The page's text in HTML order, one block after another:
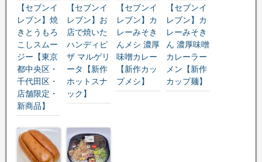
【セブンイ
レブン】焼
きとうもろ
こしスムー
ジー【東京
都中央区・
千代田区・
店舗限定・
新商品】
【セブンイ
レブン】お
店で焼いた
ハンディピ
ザ マルゲリ
ータ【新作
ホットスナ
ック】
【セブンイ
レブン】カ
レーみそき
んメシ 濃厚
味噌カレー
【新作カッ
プメシ】
【セブンイ
レブン】カ
レーみそき
ん 濃厚味噌
カレーラー
メン【新作
カップ麺】